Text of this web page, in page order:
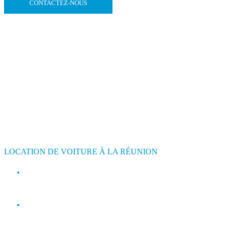
CONTACTEZ-NOUS
LOCATION DE VOITURE À LA RÉUNION
0693 39 80 30